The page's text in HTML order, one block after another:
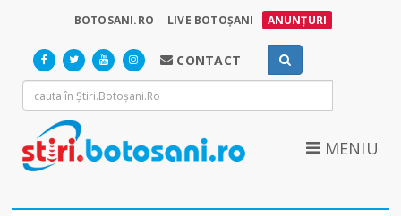
BOTOSANI.RO LIVE BOTOȘANI ANUNȚURI
CONTACT
MENIU